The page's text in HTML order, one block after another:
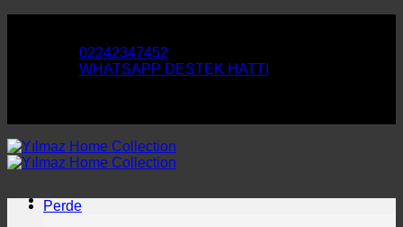
02242347452
WHATSAPP DESTEK HATTI
Perde